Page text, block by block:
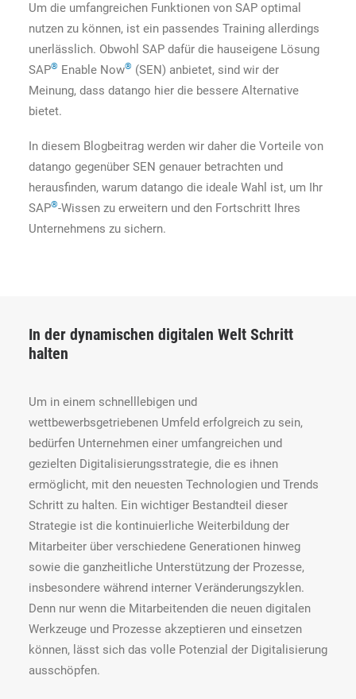
Um die umfangreichen Funktionen von SAP optimal
nutzen zu können, ist ein passendes Training allerdings
unerlässlich. Obwohl SAP dafür die hauseigene Lösung
SAP® Enable Now® (SEN) anbietet, sind wir der
Meinung, dass datango hier die bessere Alternative
bietet.
In diesem Blogbeitrag werden wir daher die Vorteile von
datango gegenüber SEN genauer betrachten und
herausfinden, warum datango die ideale Wahl ist, um Ihr
SAP®-Wissen zu erweitern und den Fortschritt Ihres
Unternehmens zu sichern.
In der dynamischen digitalen Welt Schritt
halten
Um in einem schnelllebigen und
wettbewerbsgetriebenen Umfeld erfolgreich zu sein,
bedürfen Unternehmen einer umfangreichen und
gezielten Digitalisierungsstrategie, die es ihnen
ermöglicht, mit den neuesten Technologien und Trends
Schritt zu halten. Ein wichtiger Bestandteil dieser
Strategie ist die kontinuierliche Weiterbildung der
Mitarbeiter über verschiedene Generationen hinweg
sowie die ganzheitliche Unterstützung der Prozesse,
insbesondere während interner Veränderungszyklen.
Denn nur wenn die Mitarbeitenden die neuen digitalen
Werkzeuge und Prozesse akzeptieren und einsetzen
können, lässt sich das volle Potenzial der Digitalisierung
ausschöpfen.